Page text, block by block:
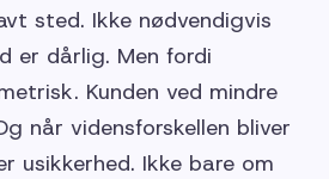
sted. Ikke nødvendigvis
er dårlig. Men fordi
Kunden ved mindre
når vidensforskellen bliver
usikkerhed. Ikke bare om